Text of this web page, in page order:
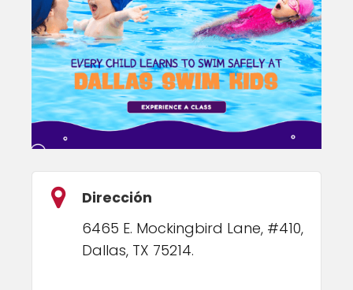
Dirección
6465 E. Mockingbird Lane, #410,
Dallas, TX 75214.